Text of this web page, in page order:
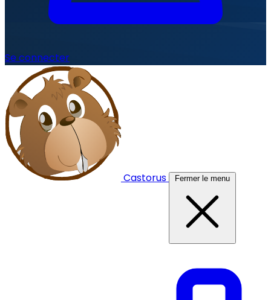
Se connecter
Castorus Fermer le menu